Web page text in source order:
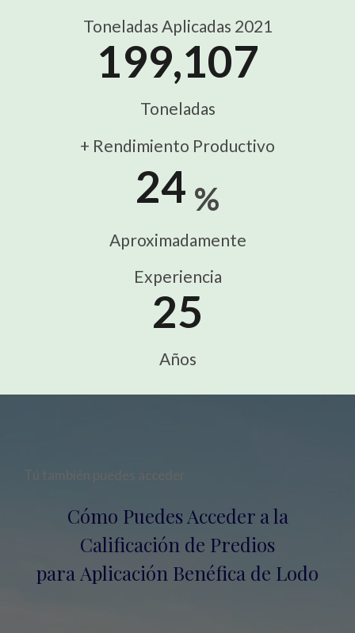
Toneladas Aplicadas 2021
199,107
Toneladas
+ Rendimiento Productivo
30 %
Aproximadamente
Experiencia
25
Años
Tú también puedes acceder
Cómo Puedes Acceder a la
Calificación de Predios
para Aplicación Benéfica de Lodo